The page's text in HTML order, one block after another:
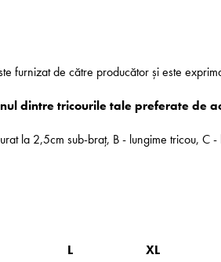
furnizat de către producător și este
dintre tricourile tale preferate de
la 2,5cm sub-braț, B - lungime tricou, C
L XL